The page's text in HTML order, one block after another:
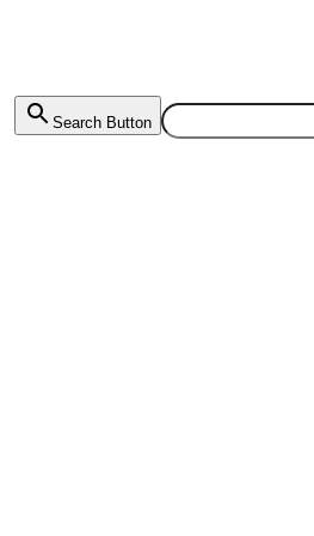
Search Button